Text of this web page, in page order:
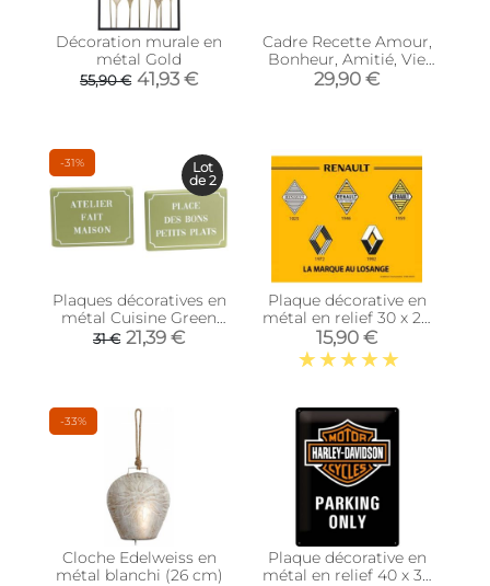
Décoration murale en
métal Gold
55,90 € 41,93 €
Cadre Recette Amour,
Bonheur, Amitié, Vie
(Lot de 4)
29,90 €
-31%
Plaques décoratives en
métal Cuisine Green
(Lot de 2)
31 € 21,39 €
Lot
de 2
Plaque décorative en
métal en relief 30 x 20
cm (Renault Logos)
15,90 €
-33%
Cloche Edelweiss en
métal blanchi (26 cm)
Plaque décorative en
métal en relief 40 x 30